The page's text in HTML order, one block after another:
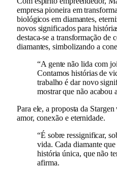
empresa pioneira em
biológicos em diamantes,
novos significados para
destaca-se a transformação de
diamantes, simbolizando a
“A gente não lida com
Contamos histórias de
trabalho é dar novo
mostrar que não acabou
Para ele, a proposta da
amor, conexão e eternidade.
“É sobre ressignificar,
vida. Cada diamante
história única, que não
afirma.